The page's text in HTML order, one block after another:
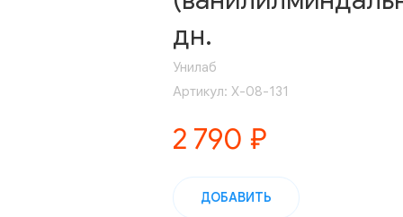
дн.
Унилаб
Артикул: Х-08-131
2 790 ₽
ДОБАВИТЬ